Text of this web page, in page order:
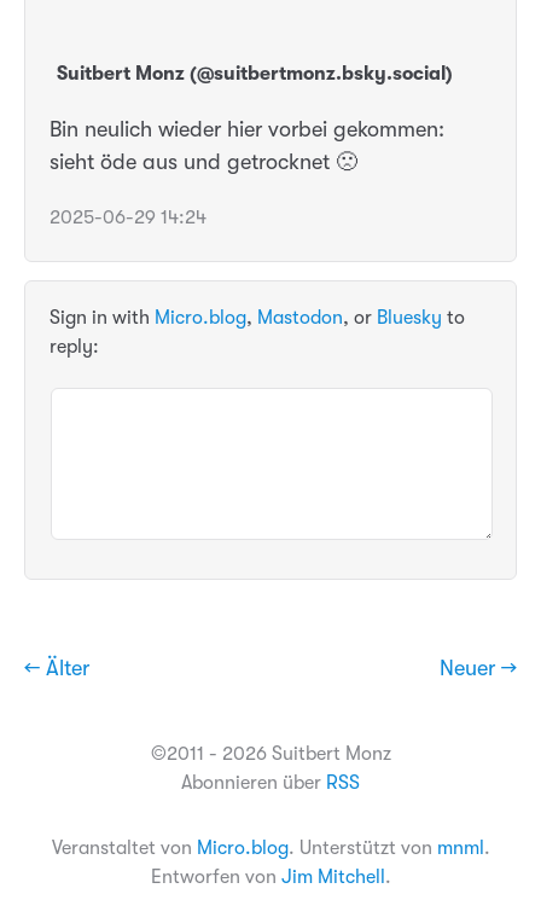
Suitbert Monz (@suitbertmonz.bsky.social)
Bin neulich wieder hier vorbei gekommen:
sieht öde aus und getrocknet 🙁
2025-06-29 14:24
Sign in with Micro.blog, Mastodon, or Bluesky to
reply:
← Älter Neuer →
©2011 - 2026 Suitbert Monz
Abonnieren über RSS
Veranstaltet von Micro.blog. Unterstützt von mnml .
Entworfen von Jim Mitchell .